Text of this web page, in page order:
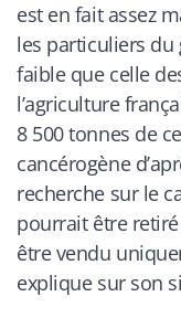
est en fait assez
les particuliers
faible que celle
l’agriculture
8 500 tonnes de
cancérogène
recherche sur le
pourrait être
être vendu
explique sur son